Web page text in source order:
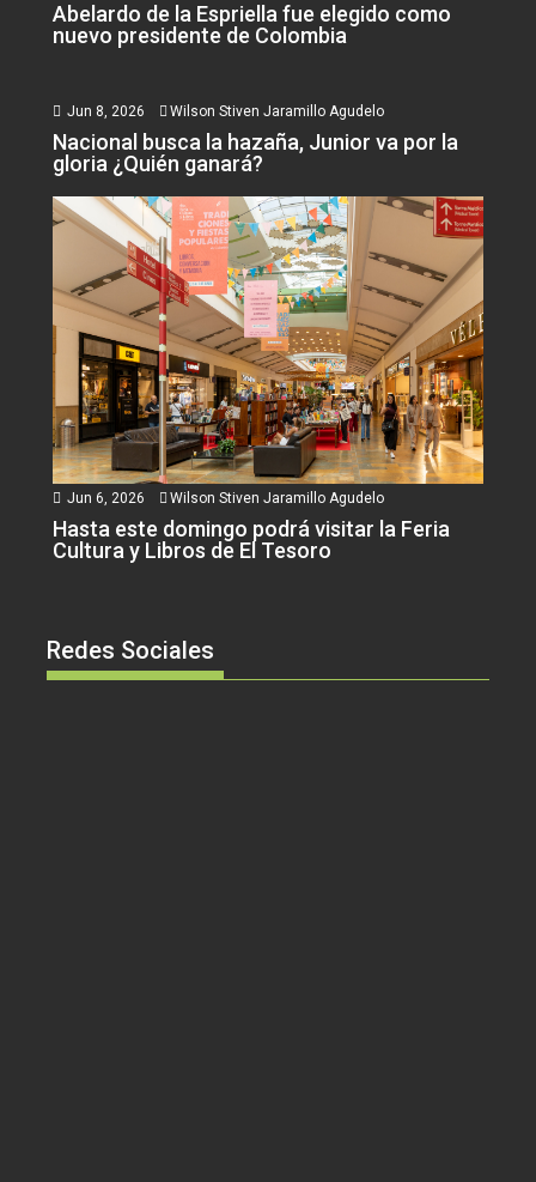
Abelardo de la Espriella fue elegido como
nuevo presidente de Colombia
Jun 8, 2026 Wilson Stiven Jaramillo Agudelo
Nacional busca la hazaña, Junior va por la
gloria ¿Quién ganará?
Jun 6, 2026 Wilson Stiven Jaramillo Agudelo
Hasta este domingo podrá visitar la Feria
Cultura y Libros de El Tesoro
Redes Sociales